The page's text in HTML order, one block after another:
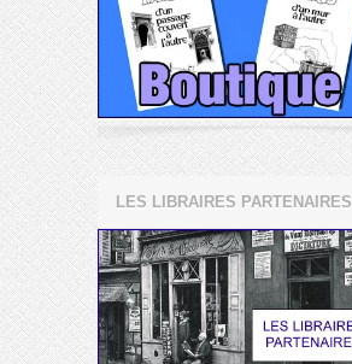
LES LIBRAIRES PARTENAIRES